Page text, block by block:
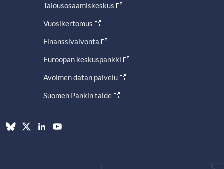
Talousosaamiskeskus
Vuosikertomus
Finanssivalvonta
Euroopan keskuspankki
Avoimen datan palvelu
Suomen Pankin taide